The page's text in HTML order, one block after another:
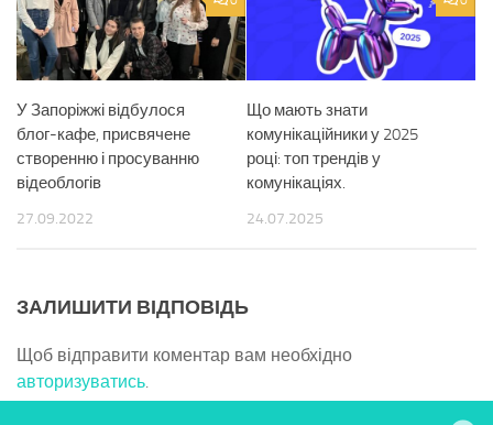
У Запоріжжі відбулося
блог-кафе, присвячене
створенню і просуванню
відеоблогів
27.09.2022
Що мають знати
комунікаційники у 2025
році: топ трендів у
комунікаціях.
24.07.2025
ЗАЛИШИТИ ВІДПОВІДЬ
Щоб відправити коментар вам необхідно
авторизуватись.